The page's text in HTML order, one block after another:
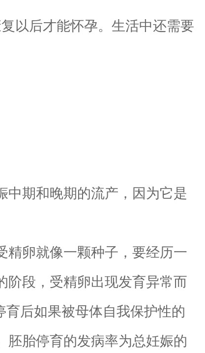
以后才能怀孕。生活中还需要
期和晚期的流产，因为它是
卵就像一颗种子，要经历一
阶段，受精卵出现发育异常而
育后如果被母体自我保护性的
胚胎停育的发病率为总妊娠的